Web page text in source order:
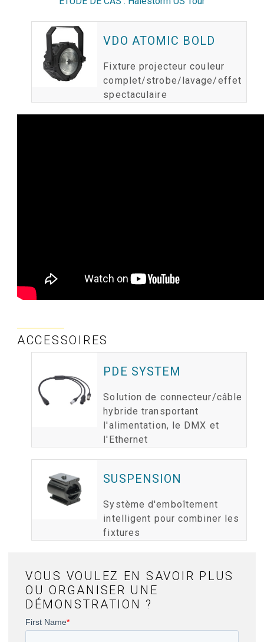
VDO ATOMIC BOLD
Fixture projecteur couleur
complet/strobe/lavage/effet
spectaculaire
ACCESSOIRES
PDE SYSTEM
Solution de connecteur/câble
hybride transportant
l'alimentation, le DMX et
l'Ethernet
SUSPENSION
Système d'emboîtement
intelligent pour combiner les
fixtures
VOUS VOULEZ EN SAVOIR PLUS
OU ORGANISER UNE
DÉMONSTRATION ?